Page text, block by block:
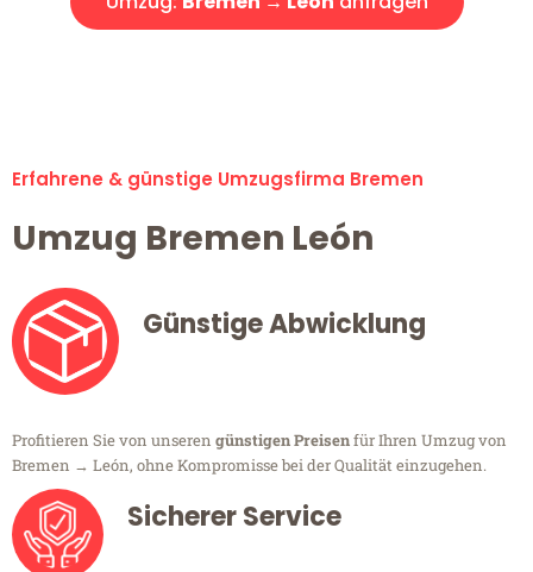
Erfahrene & günstige Umzugsfirma Bremen
Umzug Bremen León
Günstige Abwicklung
Profitieren Sie von unseren günstigen Preisenfür Ihren Umzug von
Bremen → León, ohne Kompromisse bei der Qualität einzugehen.
Sicherer Service